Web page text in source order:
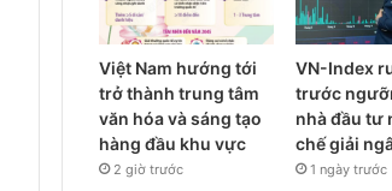
Việt Nam hướng tới
trở thành trung tâm
văn hóa và sáng tạo
hàng đầu khu vực
2 giờ trước
VN-Index
trước
nhà đầu tư
chế giải
1 ngày trước